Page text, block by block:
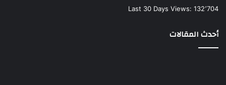
Last 30 Days Views: 132٬704
أحدث المقالات